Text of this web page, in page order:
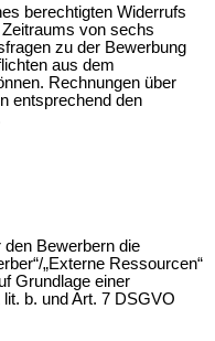
berechtigten Widerrufs
von sechs
zu der Bewerbung
aus dem
Rechnungen über
entsprechend den
Bewerbern die
„Externe Ressourcen“
Grundlage einer
b. und Art. 7 DSGVO